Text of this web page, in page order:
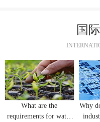
国
What are the
requirements for water
Why